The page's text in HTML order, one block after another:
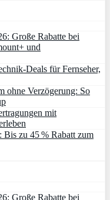
Große Rabatte bei
und
Deals für Fernseher,
ohne Verzögerung: So
mit
Bis zu 45 % Rabatt zum
Große Rabatte bei